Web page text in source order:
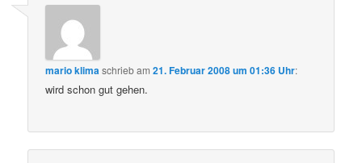
mario klimaschriebam21. Februar 2008 um 01:36 Uhr:
wird schon gut gehen.